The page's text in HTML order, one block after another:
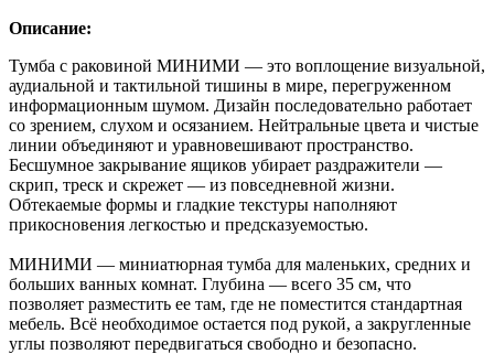
Описание:
Тумба с раковиной МИНИМИ — это воплощение визуальной,
аудиальной и тактильной тишины в мире, перегруженном
информационным шумом. Дизайн последовательно работает
со зрением, слухом и осязанием. Нейтральные цвета и чистые
линии объединяют и уравновешивают пространство.
Бесшумное закрывание ящиков убирает раздражители —
скрип, треск и скрежет — из повседневной жизни.
Обтекаемые формы и гладкие текстуры наполняют
прикосновения легкостью и предсказуемостью.
МИНИМИ — миниатюрная тумба для маленьких, средних и
больших ванных комнат. Глубина — всего 35 см, что
позволяет разместить ее там, где не поместится стандартная
мебель. Всё необходимое остается под рукой, а закругленные
углы позволяют передвигаться свободно и безопасно.